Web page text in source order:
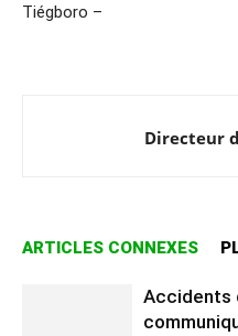
Tiégboro –
Directeur
ARTICLES CONNEXES
Accidents